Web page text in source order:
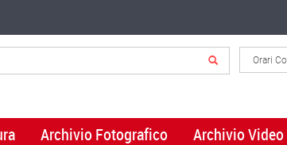
Archivio Fotografico Archivio Video